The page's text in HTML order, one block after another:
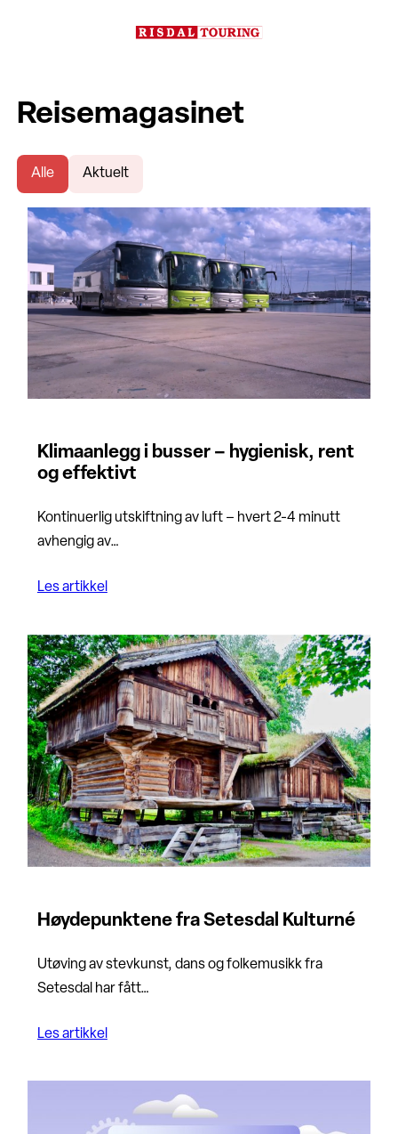
Reisemagasinet
Alle Aktuelt
Klimaanlegg i busser – hygienisk, rent
og effektivt
Kontinuerlig utskiftning av luft – hvert 2-4 minutt
avhengig av…
Les artikkel
Høydepunktene fra Setesdal Kulturné
Utøving av stevkunst, dans og folkemusikk fra
Setesdal har fått…
Les artikkel